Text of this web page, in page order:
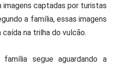
imagens captadas por turistas
a família, essas imagens
na trilha do vulcão.
segue aguardando a